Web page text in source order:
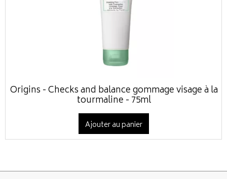
Origins - Checks and balance gommage visage à la
tourmaline - 75ml
Ajouter au panier